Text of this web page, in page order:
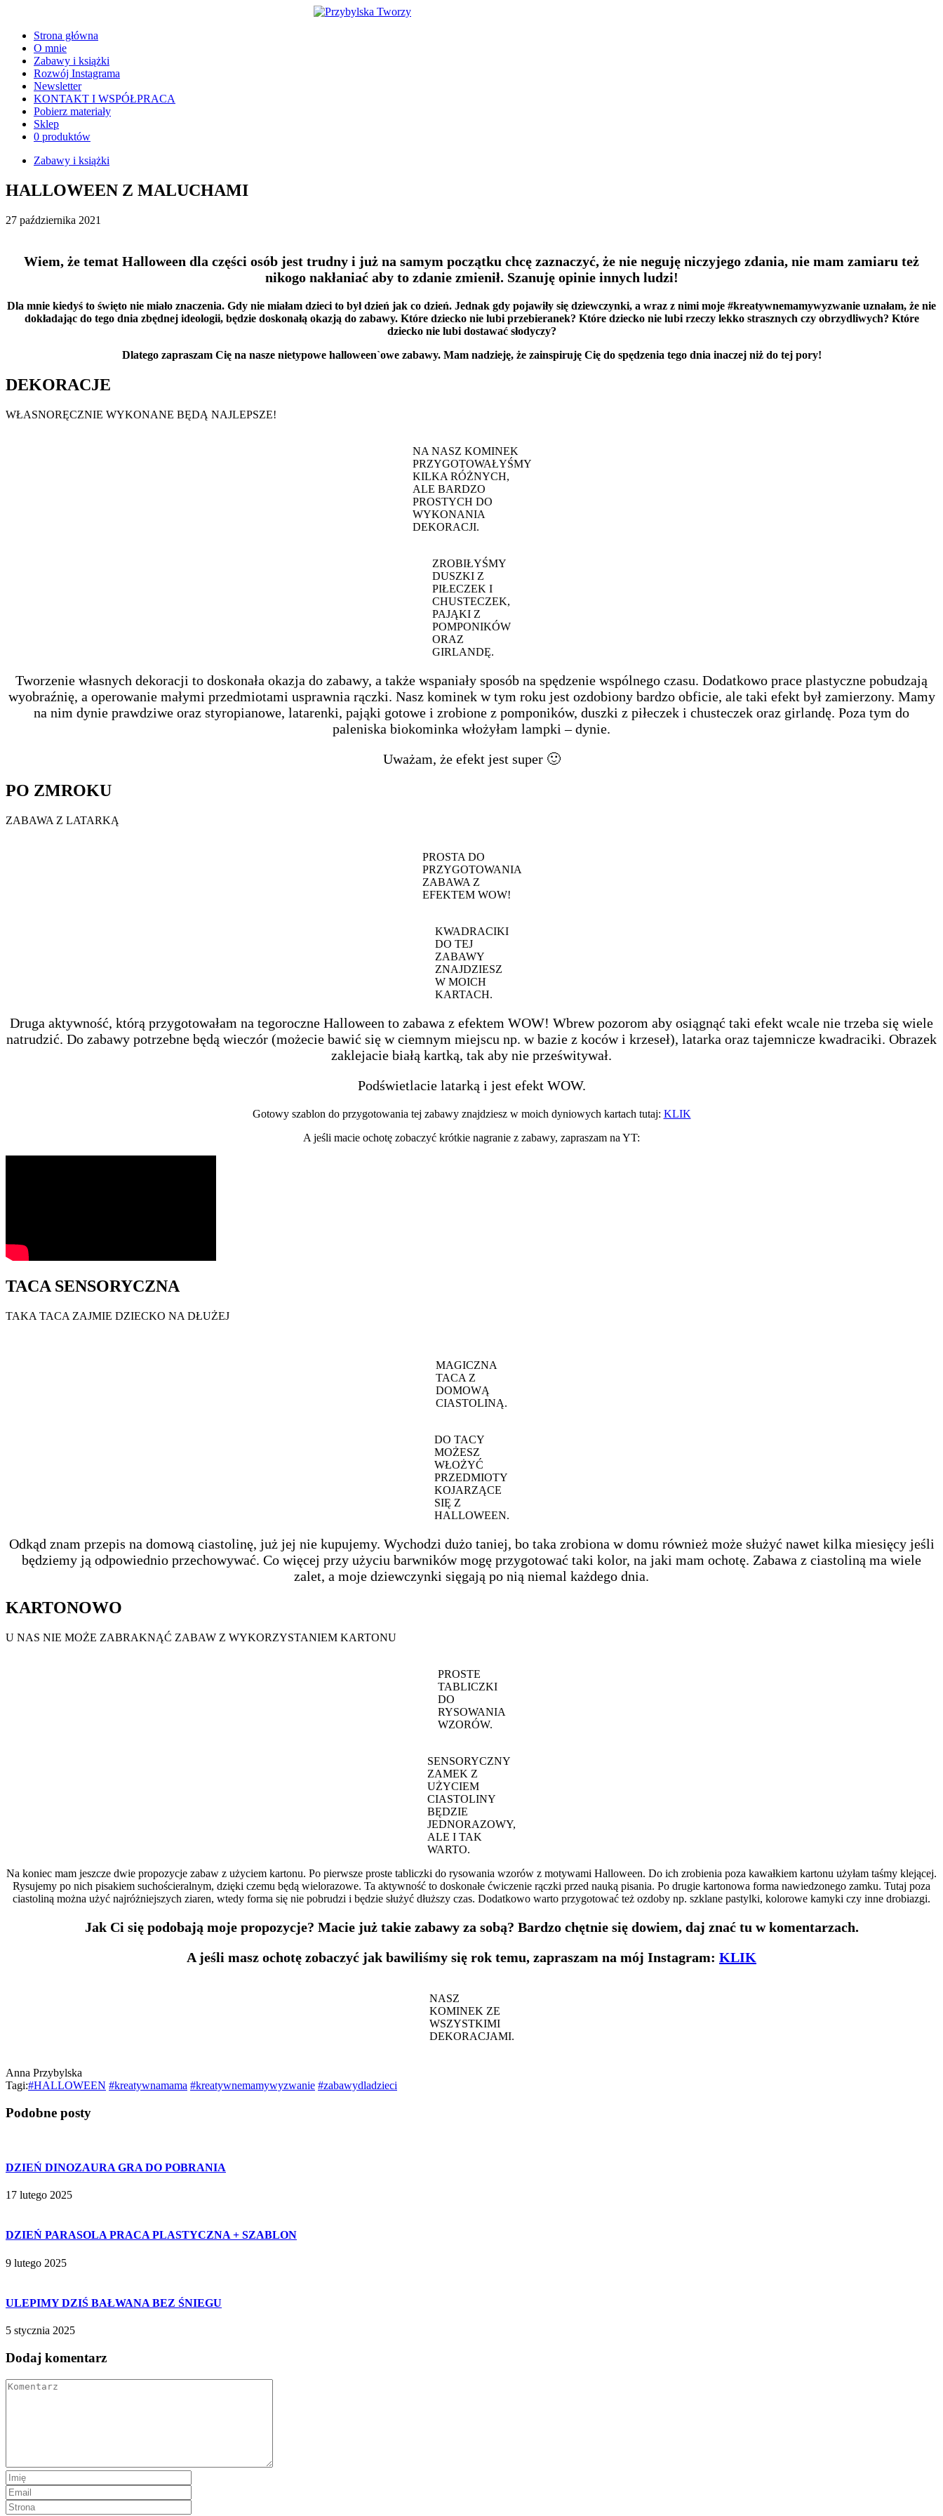
Strona główna
O mnie
Zabawy i książki
Rozwój Instagrama
Newsletter
KONTAKT I WSPÓŁPRACA
Pobierz materiały
Sklep
0 produktów
Zabawy i książki
HALLOWEEN Z MALUCHAMI
27 października 2021
Wiem, że temat Halloween dla części osób jest trudny i już na samym początku chcę zaznaczyć, że nie neguję niczyjego zdania, nie mam zamiaru też
nikogo nakłaniać aby to zdanie zmienił. Szanuję opinie innych ludzi!
Dla mnie kiedyś to święto nie miało znaczenia. Gdy nie miałam dzieci to był dzień jak co dzień. Jednak gdy pojawiły się dziewczynki, a wraz z nimi moje #kreatywnemamywyzwanie uznałam, że nie
dokładając do tego dnia zbędnej ideologii, będzie doskonałą okazją do zabawy. Które dziecko nie lubi przebieranek? Które dziecko nie lubi rzeczy lekko strasznych czy obrzydliwych? Które
dziecko nie lubi dostawać słodyczy?
Dlatego zapraszam Cię na nasze nietypowe halloween`owe zabawy. Mam nadzieję, że zainspiruję Cię do spędzenia tego dnia inaczej niż do tej pory!
DEKORACJE
WŁASNORĘCZNIE WYKONANE BĘDĄ NAJLEPSZE!
NA NASZ KOMINEK
PRZYGOTOWAŁYŚMY
KILKA RÓŻNYCH,
ALE BARDZO
PROSTYCH DO
WYKONANIA
DEKORACJI.
ZROBIŁYŚMY
DUSZKI Z
PIŁECZEK I
CHUSTECZEK,
PAJĄKI Z
POMPONIKÓW
ORAZ
GIRLANDĘ.
Tworzenie własnych dekoracji to doskonała okazja do zabawy, a także wspaniały sposób na spędzenie wspólnego czasu. Dodatkowo prace plastyczne pobudzają
wyobraźnię, a operowanie małymi przedmiotami usprawnia rączki. Nasz kominek w tym roku jest ozdobiony bardzo obficie, ale taki efekt był zamierzony. Mamy
na nim dynie prawdziwe oraz styropianowe, latarenki, pająki gotowe i zrobione z pomponików, duszki z piłeczek i chusteczek oraz girlandę. Poza tym do
paleniska biokominka włożyłam lampki – dynie.
Uważam, że efekt jest super 🙂
PO ZMROKU
ZABAWA Z LATARKĄ
PROSTA DO
PRZYGOTOWANIA
ZABAWA Z
EFEKTEM WOW!
KWADRACIKI
DO TEJ
ZABAWY
ZNAJDZIESZ
W MOICH
KARTACH.
Druga aktywność, którą przygotowałam na tegoroczne Halloween to zabawa z efektem WOW! Wbrew pozorom aby osiągnąć taki efekt wcale nie trzeba się wiele
natrudzić. Do zabawy potrzebne będą wieczór (możecie bawić się w ciemnym miejscu np. w bazie z koców i krzeseł), latarka oraz tajemnicze kwadraciki. Obrazek
zaklejacie białą kartką, tak aby nie prześwitywał.
Podświetlacie latarką i jest efekt WOW.
Gotowy szablon do przygotowania tej zabawy znajdziesz w moich dyniowych kartach tutaj: KLIK
A jeśli macie ochotę zobaczyć krótkie nagranie z zabawy, zapraszam na YT:
TACA SENSORYCZNA
TAKA TACA ZAJMIE DZIECKO NA DŁUŻEJ
MAGICZNA
TACA Z
DOMOWĄ
CIASTOLINĄ.
DO TACY
MOŻESZ
WŁOŻYĆ
PRZEDMIOTY
KOJARZĄCE
SIĘ Z
HALLOWEEN.
Odkąd znam przepis na domową ciastolinę, już jej nie kupujemy. Wychodzi dużo taniej, bo taka zrobiona w domu również może służyć nawet kilka miesięcy jeśli
będziemy ją odpowiednio przechowywać. Co więcej przy użyciu barwników mogę przygotować taki kolor, na jaki mam ochotę. Zabawa z ciastoliną ma wiele
zalet, a moje dziewczynki sięgają po nią niemal każdego dnia.
KARTONOWO
U NAS NIE MOŻE ZABRAKNĄĆ ZABAW Z WYKORZYSTANIEM KARTONU
PROSTE
TABLICZKI
DO
RYSOWANIA
WZORÓW.
SENSORYCZNY
ZAMEK Z
UŻYCIEM
CIASTOLINY
BĘDZIE
JEDNORAZOWY,
ALE I TAK
WARTO.
Na koniec mam jeszcze dwie propozycje zabaw z użyciem kartonu. Po pierwsze proste tabliczki do rysowania wzorów z motywami Halloween. Do ich zrobienia poza kawałkiem kartonu użyłam taśmy klejącej.
Rysujemy po nich pisakiem suchościeralnym, dzięki czemu będą wielorazowe. Ta aktywność to doskonałe ćwiczenie rączki przed nauką pisania. Po drugie kartonowa forma nawiedzonego zamku. Tutaj poza
ciastoliną można użyć najróżniejszych ziaren, wtedy forma się nie pobrudzi i będzie służyć dłuższy czas. Dodatkowo warto przygotować też ozdoby np. szklane pastylki, kolorowe kamyki czy inne drobiazgi.
Jak Ci się podobają moje propozycje? Macie już takie zabawy za sobą? Bardzo chętnie się dowiem, daj znać tu w komentarzach.
A jeśli masz ochotę zobaczyć jak bawiliśmy się rok temu, zapraszam na mój Instagram: KLIK
NASZ
KOMINEK ZE
WSZYSTKIMI
DEKORACJAMI.
Anna Przybylska
Tagi:#HALLOWEEN #kreatywnamama #kreatywnemamywyzwanie #zabawydladzieci
Podobne posty
DZIEŃ DINOZAURA GRA DO POBRANIA
17 lutego 2025
DZIEŃ PARASOLA PRACA PLASTYCZNA + SZABLON
9 lutego 2025
ULEPIMY DZIŚ BAŁWANA BEZ ŚNIEGU
5 stycznia 2025
Dodaj komentarz